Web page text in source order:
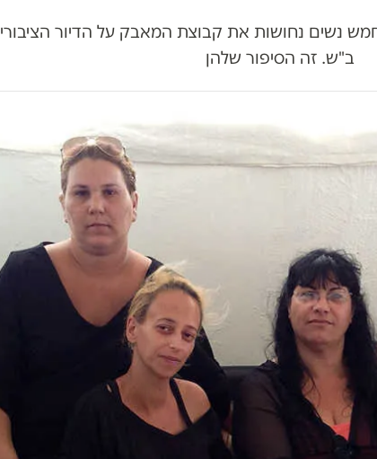
נשים נחושות את קבוצת המאבק על הדיור הציבורי
ב"ש. זה הסיפור שלהן